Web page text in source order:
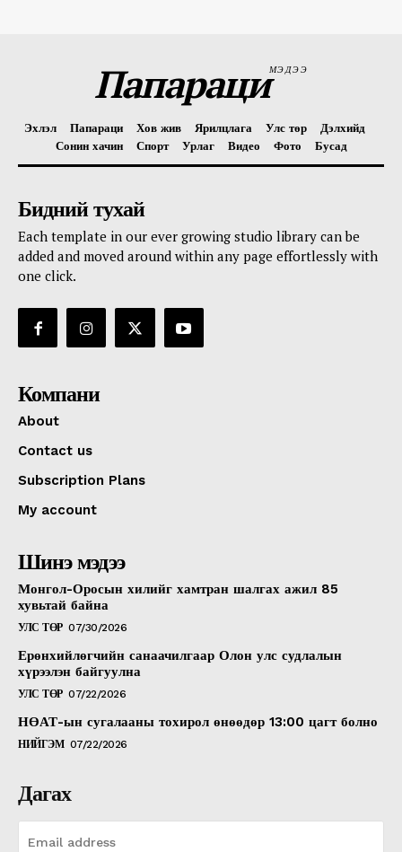
ПапарациМЭДЭЭ
Эхлэл Папараци Хов жив Ярилцлага Улс төр
Дэлхийд
Сонин хачин
Спорт Урлаг Видео Фото Бусад
Бидний тухай
Each template in our ever growing studio library can be
added and moved around within any page effortlessly with
one click.
Компани
About
Contact us
Subscription Plans
My account
Шинэ мэдээ
Монгол-Оросын хилийг хамтран шалгах ажил 85
хувьтай байна
УЛС ТӨР 07/30/2026
Ерөнхийлөгчийн санаачилгаар Олон улс судлалын
хүрээлэн байгуулна
УЛС ТӨР 07/22/2026
НӨАТ-ын сугалааны тохирол өнөөдөр 13:00 цагт болно
НИЙГЭМ 07/22/2026
Дагах